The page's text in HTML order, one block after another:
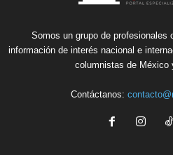
Somos un grupo de profesionales
información de interés nacional e
columnistas de México
Contáctanos: